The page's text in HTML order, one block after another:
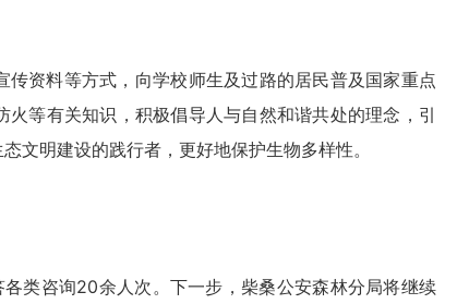
资料等方式，向学校师生及过路的居民普及国家重点
等有关知识，积极倡导人与自然和谐共处的理念，引
文明建设的践行者，更好地保护生物多样性。
类咨询20余人次。下一步，柴桑公安森林分局将继续